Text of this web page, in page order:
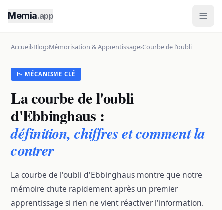
Memia.app
Accueil›Blog›Mémorisation & Apprentissage›Courbe de l'oubli
📉 MÉCANISME CLÉ
La courbe de l'oubli
d'Ebbinghaus :
définition, chiffres et comment la
contrer
La courbe de l'oubli d'Ebbinghaus montre que notre
mémoire chute rapidement après un premier
apprentissage si rien ne vient réactiver l'information.